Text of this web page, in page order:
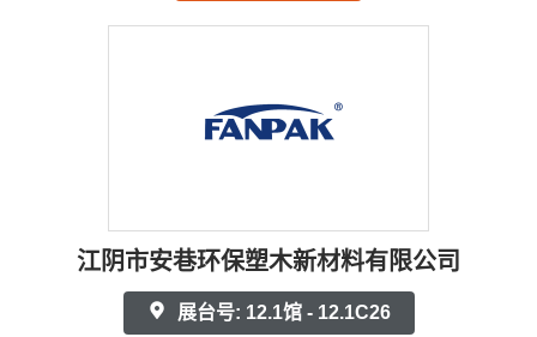
江阴市安巷环保塑木新材料有限公司
展台号: 12.1馆 - 12.1C26